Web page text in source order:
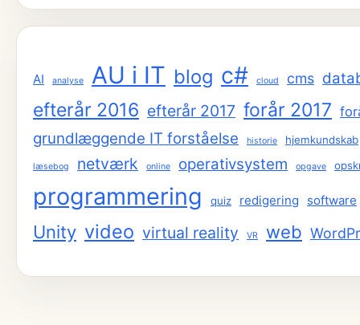
AI analyse AU i IT blog c# cloud cms
efterår 2016 efterår 2017 forår 2017
grundlæggende IT forståelse historie hjemkundskab
læsebog netværk online operativsystem opgave
programmering quiz redigering software
Unity video virtual reality VR web